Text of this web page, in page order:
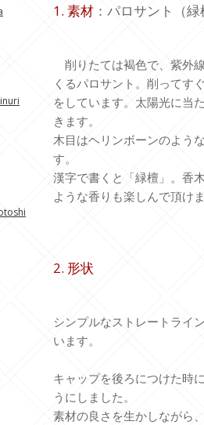
1. 素材 ：パロサント（
削りたては褐色で、紫外
くるパロサント。削ってす
をしています。太陽光に当
きます。
木目はヘリンボーンのよう
す。
漢字で書くと「緑檀」。香
ような香りも楽しんで頂け
2. 形状
シンプルなストレートライ
います。
キャップを後ろにつけた時
うにしました。
素材の良さを生かしながら